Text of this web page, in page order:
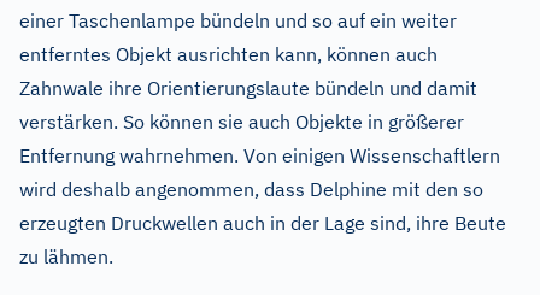
einer Taschenlampe bündeln und so auf ein weiter
entferntes Objekt ausrichten kann, können auch
Zahnwale ihre Orientierungslaute bündeln und damit
verstärken. So können sie auch Objekte in größerer
Entfernung wahrnehmen. Von einigen Wissenschaftlern
wird deshalb angenommen, dass Delphine mit den so
erzeugten Druckwellen auch in der Lage sind, ihre Beute
zu lähmen.